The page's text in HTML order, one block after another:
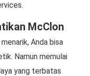
McClon
Anda bisa
Namun memulai
yang terbatas